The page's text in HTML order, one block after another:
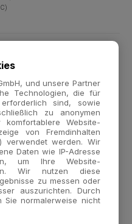
type 1 (HSV1)
type 2 (HSV2)
6 (HHV 6)
7 (HHV 7)
(VZV)
und unsere Partner
Technologien, die für
sind, sowie
zu anonymen
Website-
von Fremdinhalten
verwendet werden. Wir
Daten wie IP-Adresse
um Ihre Website-
Wir nutzen diese
zu messen oder
auszurichten. Durch
Sie normalerweise nicht